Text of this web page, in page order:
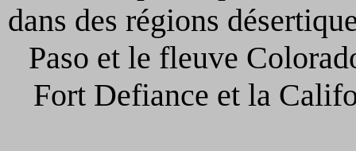
dans des régions
Paso et le fleuve
Fort Defiance et la